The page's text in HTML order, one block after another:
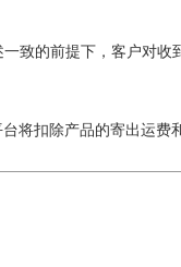
致的前提下，客户对收
将扣除产品的寄出运费